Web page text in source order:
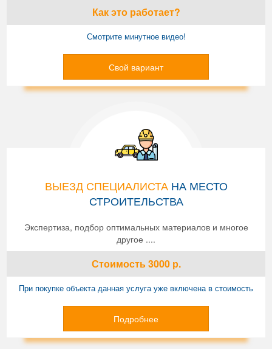
Как это работает?
Смотрите минутное видео!
Свой вариант
ВЫЕЗД СПЕЦИАЛИСТАНА МЕСТО
СТРОИТЕЛЬСТВА
Экспертиза, подбор оптимальных материалов и многое
другое ....
Стоимость3000р.
При покупке объекта данная услуга уже включена в стоимость
Подробнее